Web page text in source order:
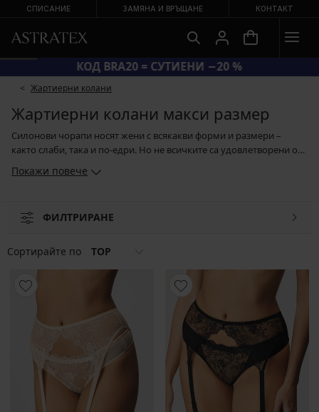
СПИСАНИЕ ЗАМЯНА И ВРЪЩАНЕ КОНТАКТ
КОД BRA20 = СУТИЕНИ −20 %
Жартиерни колани
Жартиерни колани макси размер
Силонови чорапи носят жени с всякакви форми и размери –
както слаби, така и по-едри. Но не всичките са удовлетворени от
замените силиконовите чорапи с класически чорапи и
привлекателно. Ако сте сред жените, на които коремчето е
кройка, който ще Ви втали оптически и ще Ви придаде
Покажи повече
ФИЛТРИРАНЕ
Сортирайте по TOP